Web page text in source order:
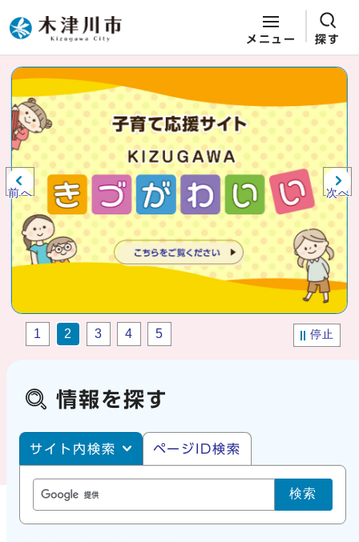
ページの先頭です
メニュー 探す
ここから本文です
ビジュアルエリア。木津川市役所か
らの紹介、お知らせ。
前へ 次へ
停止
1 2 3 4 5
情報を探す
サイト内・ページID検索
サイト内検索 ページID検索
検索